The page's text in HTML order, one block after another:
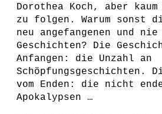
Dorothea Koch, aber
zu folgen. Warum sonst
neu angefangenen und nie
Geschichten? Die
Anfangen: die Unzahl an
Schöpfungsgeschichten.
vom Enden: die nicht
Apokalypsen …